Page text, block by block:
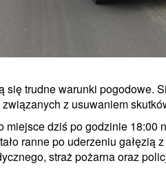
się trudne warunki pogodowe.
z usuwaniem
miejsce dziś po godzinie
ranne po uderzeniu gałęzią
straż pożarna oraz